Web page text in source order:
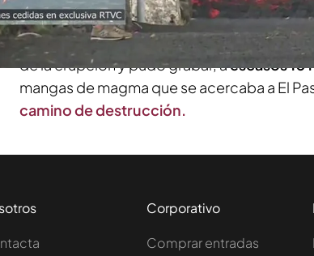
El periodista Alejandro Rodríguez también
de la erupción y pudo grabar, aescasos 10
mangas de magma que se acercaba a El
camino de destrucción.
Corporativo
Comprar entradas